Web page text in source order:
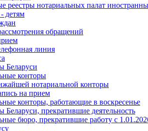
реестры нотариальных палат
детям
обращений
линия
Беларуси
конторы
нотариальной конторы
на прием
конторы, работающие в воскресенье
Беларуси, прекратившие деятельность
бюро, прекратившие работу с